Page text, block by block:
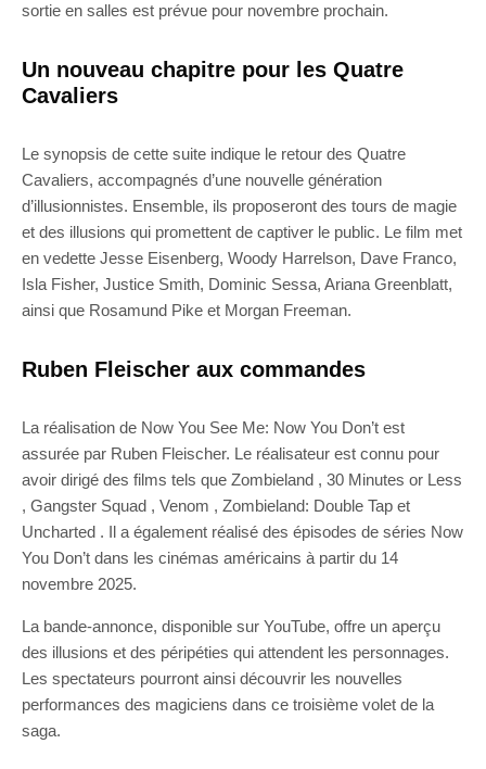
sortie en salles est prévue pour novembre prochain.
Un nouveau chapitre pour les Quatre
Cavaliers
Le synopsis de cette suite indique le retour des Quatre
Cavaliers, accompagnés d’une nouvelle génération
d’illusionnistes. Ensemble, ils proposeront des tours de magie
et des illusions qui promettent de captiver le public. Le film met
en vedette Jesse Eisenberg, Woody Harrelson, Dave Franco,
Isla Fisher, Justice Smith, Dominic Sessa, Ariana Greenblatt,
ainsi que Rosamund Pike et Morgan Freeman.
Ruben Fleischer aux commandes
La réalisation de Now You See Me: Now You Don’t est
assurée par Ruben Fleischer. Le réalisateur est connu pour
avoir dirigé des films tels que Zombieland , 30 Minutes or Less
, Gangster Squad , Venom , Zombieland: Double Tap et
Uncharted . Il a également réalisé des épisodes de séries Now
You Don’t dans les cinémas américains à partir du 14
novembre 2025.
La bande-annonce, disponible sur YouTube, offre un aperçu
des illusions et des péripéties qui attendent les personnages.
Les spectateurs pourront ainsi découvrir les nouvelles
performances des magiciens dans ce troisième volet de la
saga.